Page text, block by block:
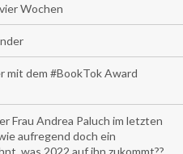
Wochen
mit dem #BookTok Award
Frau Andrea Paluch im letzten
aufregend doch ein
was 2022 auf ihn zukommt??